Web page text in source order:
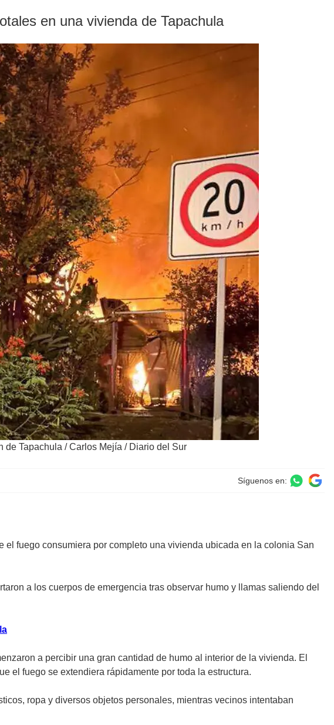
en una vivienda de Tapachula
de Tapachula /Carlos Mejía / Diario del Sur
Síguenos en:
fuego consumiera por completo una vivienda ubicada en la colonia San
a los cuerpos de emergencia tras observar humo y llamas saliendo del
a percibir una gran cantidad de humo al interior de la vivienda. El
el fuego se extendiera rápidamente por toda la estructura.
ropa y diversos objetos personales, mientras vecinos intentaban